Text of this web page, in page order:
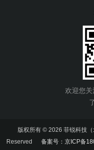
欢迎您
版权所有 © 2026 菲锐科技
Reserved 备案号：京ICP备